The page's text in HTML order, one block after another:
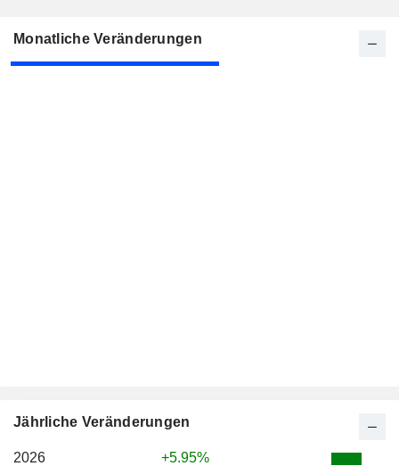
Monatliche Veränderungen
Jährliche Veränderungen
2026
+5.95%